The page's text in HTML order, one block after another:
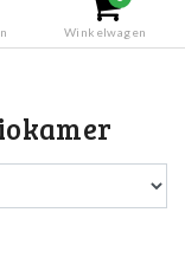
Winkelwagen